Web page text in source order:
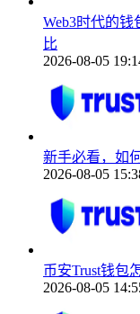
Web3时代的钱
比
2026-08-05
新手必看，如
2026-08-05
币安Trust钱包
2026-08-05